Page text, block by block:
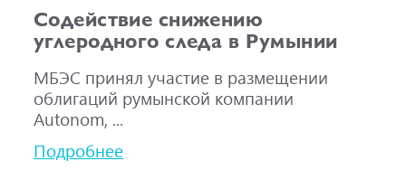
Содействие снижению
углеродного следа в Румынии
МБЭС принял участие в размещении
облигаций румынской компании
Autonom, ...
Подробнее